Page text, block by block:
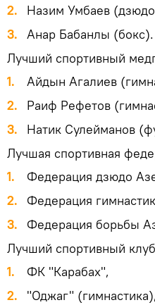
2.
Назим Умбаев
3.
Анар Бабанлы (бокс).
Лучший спортивный
1.
Айдын Агалиев
2.
Раиф Рефетов
3.
Натик Сулейманов
Лучшая спортивная
1.
Федерация дзюдо
2.
Федерация
3.
Федерация борьбы
Лучший спортивный
1.
ФК "Карабах",
2.
"Оджаг" (гимнастика),